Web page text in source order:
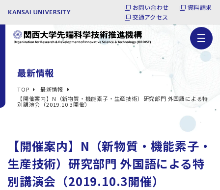
お問い合わせ
資料請求
交通アクセス
最新情報
TOP
最新情報
【開催案内】N（新物質・機能素子・生産技術）研究部門 外国語による特
別講演会（2019.10.3開催）
【開催案内】N（新物質・機能素子・
生産技術）研究部門 外国語による特
別講演会（2019.10.3開催）